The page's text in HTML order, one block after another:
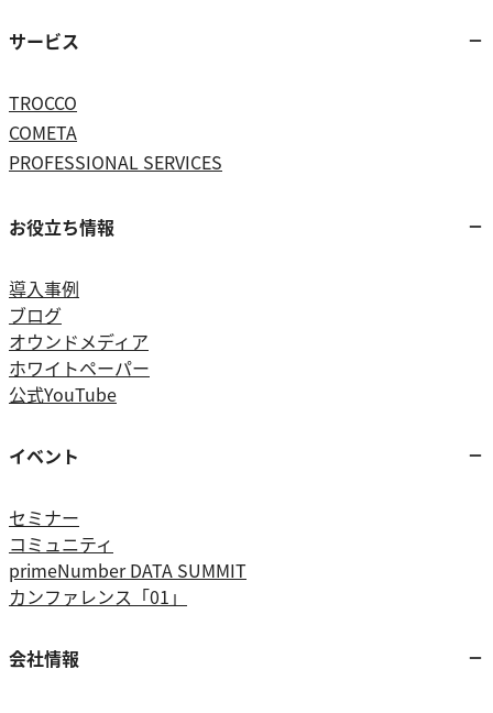
サービス
TROCCO
COMETA
PROFESSIONAL SERVICES
お役立ち情報
導入事例
ブログ
オウンドメディア
ホワイトペーパー
公式YouTube
イベント
セミナー
コミュニティ
primeNumber DATA SUMMIT
カンファレンス「01」
会社情報